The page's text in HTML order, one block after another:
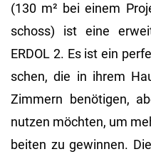
(130 m² bei einem
schoss) ist eine
ERDOL 2. Es ist ein
schen, die in ihrem
Zim­mern be­nö­ti­gen,
nut­zen möch­ten, um
bei­ten zu ge­win­nen.